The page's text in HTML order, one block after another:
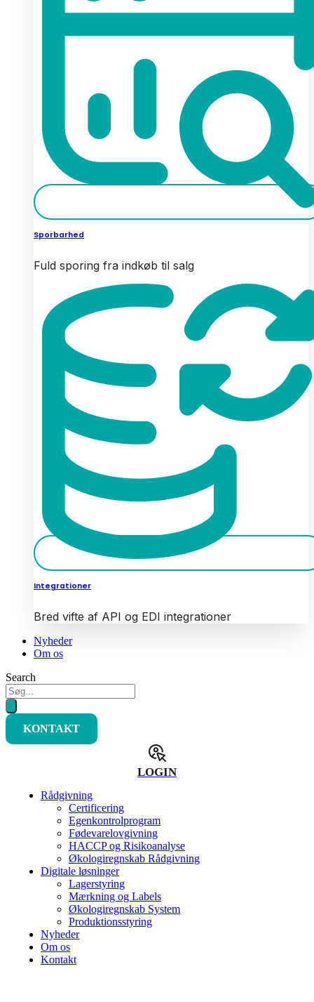
Sporbarhed
Fuld sporing fra indkøb til salg
Integrationer
Bred vifte af API og EDI integrationer
Nyheder
Om os
Search
KONTAKT
LOGIN
Rådgivning
Certificering
Egenkontrolprogram
Fødevarelovgivning
HACCP og Risikoanalyse
Økologiregnskab Rådgivning
Digitale løsninger
Lagerstyring
Mærkning og Labels
Økologiregnskab System
Produktionsstyring
Nyheder
Om os
Kontakt